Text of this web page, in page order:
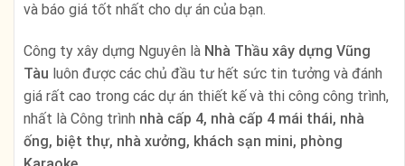
và báo giá tốt nhất cho dự án của bạn.
Công ty xây dựng Nguyên là Nhà Thầu xây dựng Vũng
Tàu luôn được các chủ đầu tư hết sức tin tưởng và đánh
giá rất cao trong các dự án thiết kế và thi công công trình,
nhất là Công trình nhà cấp 4, nhà cấp 4 mái thái, nhà
ống, biệt thự, nhà xưởng, khách sạn mini, phòng